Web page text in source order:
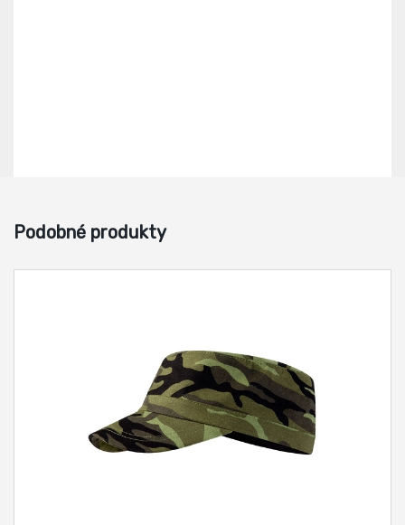
Podobné produkty